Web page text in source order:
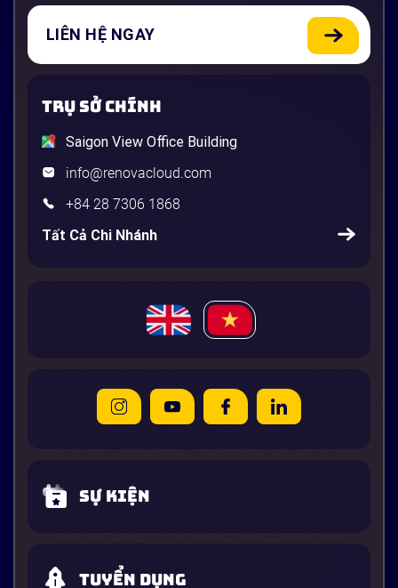
LIÊN HỆ NGAY
TRỤ SỞ CHÍNH
Saigon View Office Building
info@renovacloud.com
+84 28 7306 1868
Tất Cả Chi Nhánh
Sự kiện
Tuyển dụng